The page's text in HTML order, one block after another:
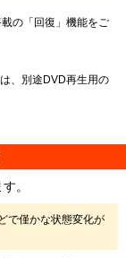
の「回復」機能をご
、別途DVD再生用の
。
で僅かな状態変化が